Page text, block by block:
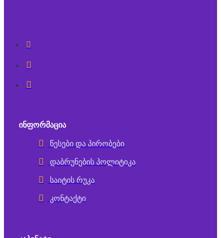
ᲘᲜᲤᲝᲠᲛᲐᲪᲘᲐ
წესები და პირობები
დაბრუნების პოლიტიკა
საიტის რუკა
კონტაქტი